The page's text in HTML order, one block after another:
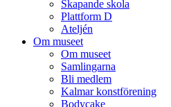
Skapande skola
Plattform D
Ateljén
Om museet
Om museet
Samlingarna
Bli medlem
Kalmar konstförening
Bodycake